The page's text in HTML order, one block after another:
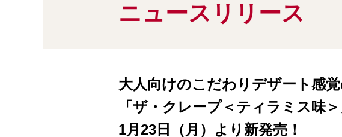
ニュースリリース
大人向けのこだわりデザート感
「ザ・クレープ＜ティラミス味＞
1月23日（月）より新発売！